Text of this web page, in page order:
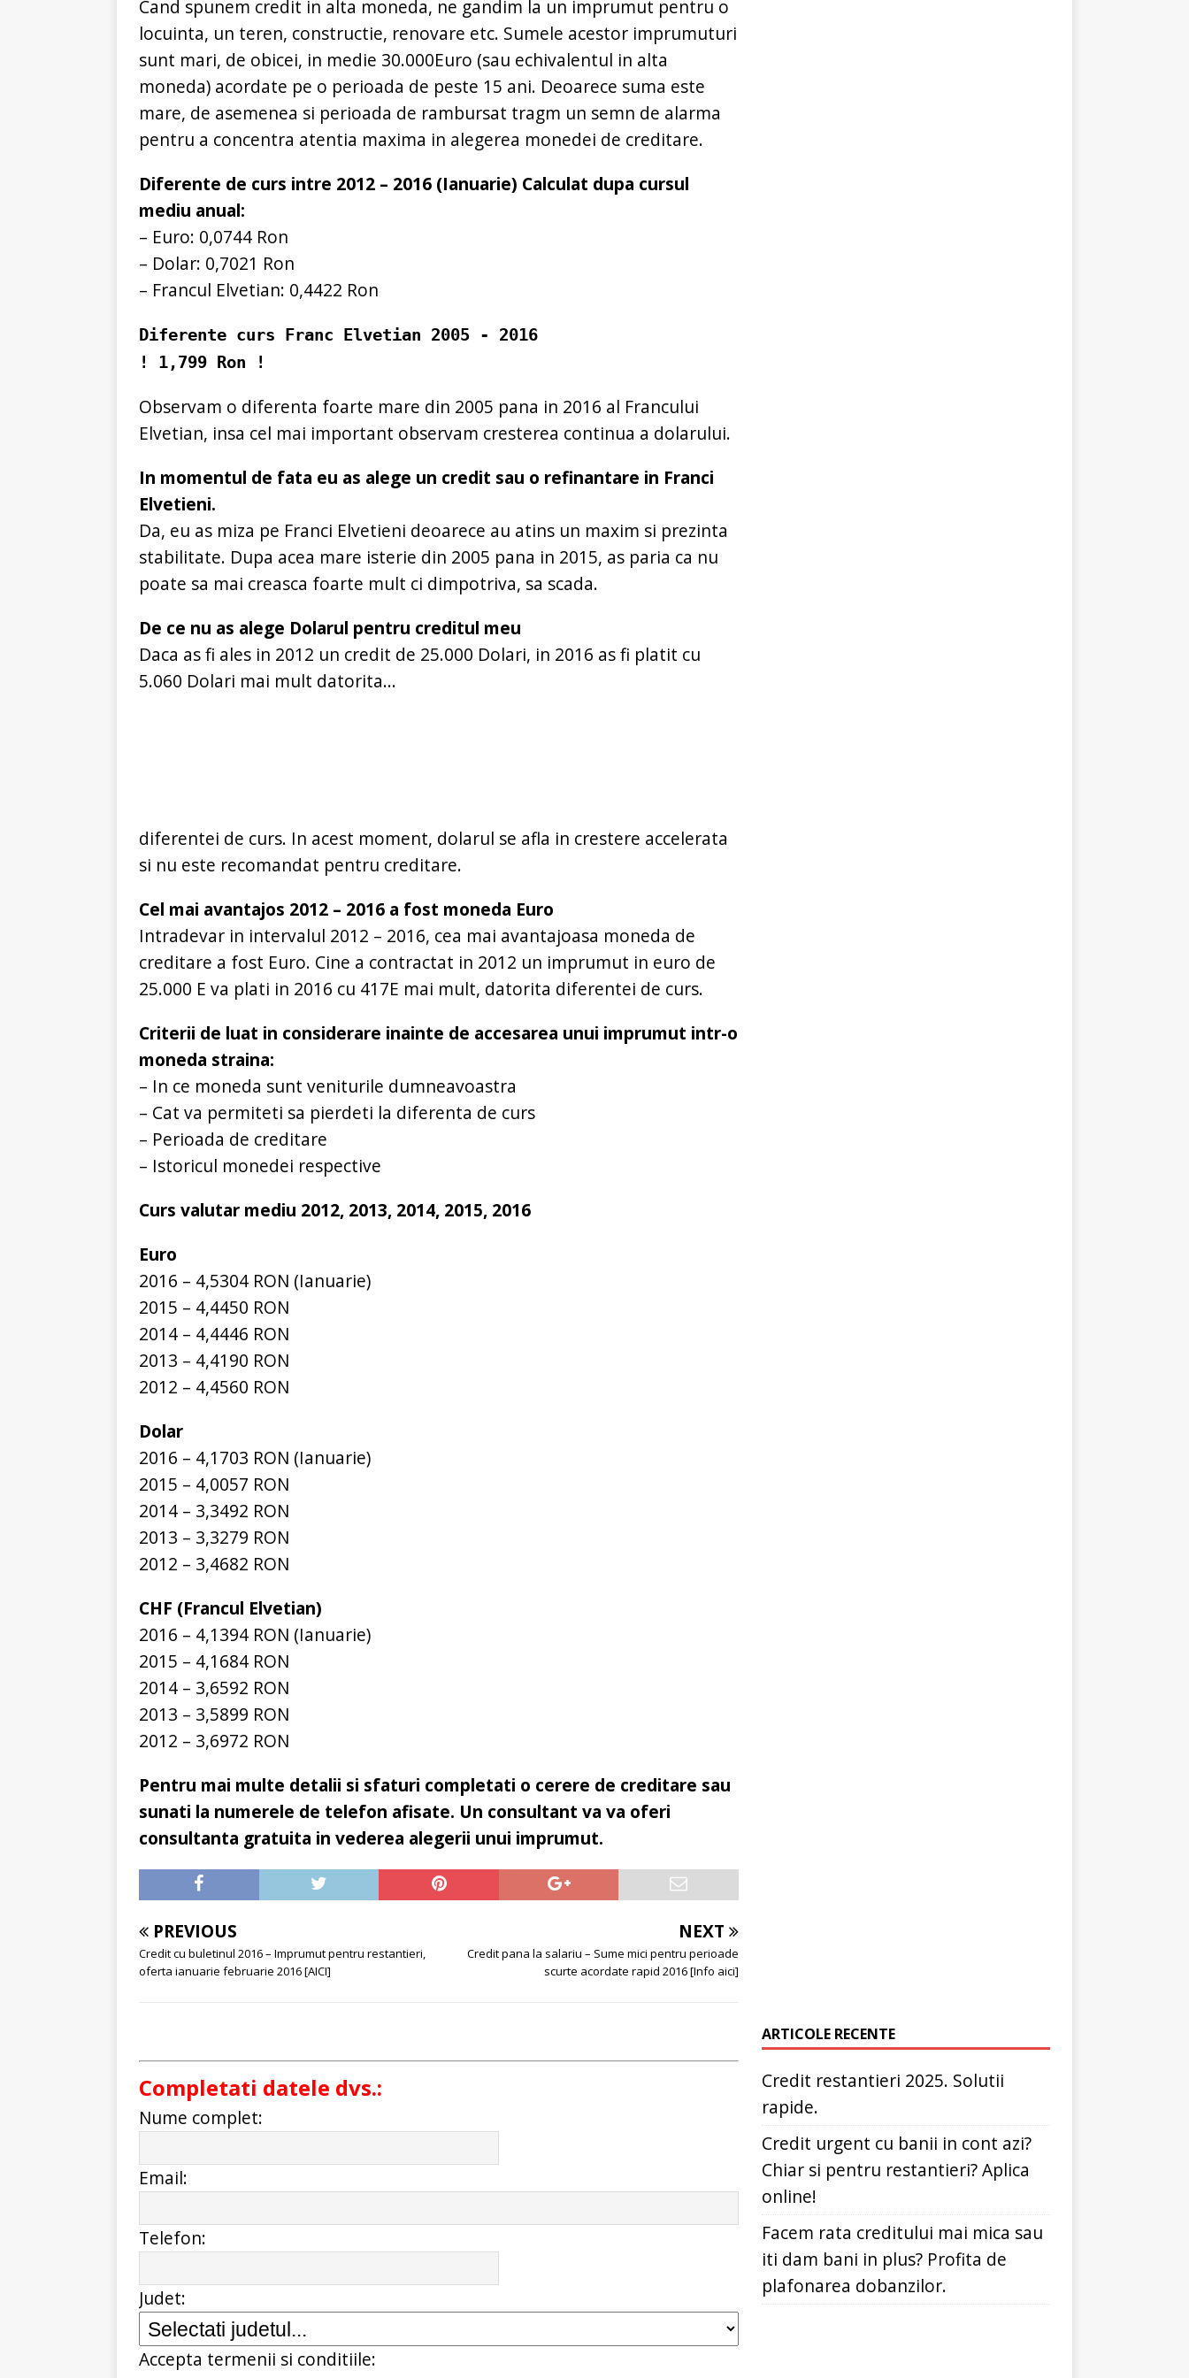
Cand spunem credit in alta moneda, ne gandim la un imprumut pentru o
locuinta, un teren, constructie, renovare etc. Sumele acestor imprumuturi
sunt mari, de obicei, in medie 30.000Euro (sau echivalentul in alta
moneda) acordate pe o perioada de peste 15 ani. Deoarece suma este
mare, de asemenea si perioada de rambursat tragm un semn de alarma
pentru a concentra atentia maxima in alegerea monedei de creditare.
Diferente de curs intre 2012 – 2016 (Ianuarie) Calculat dupa cursul
mediu anual:
– Euro: 0,0744 Ron
– Dolar: 0,7021 Ron
– Francul Elvetian: 0,4422 Ron
Diferente curs Franc Elvetian 2005 - 2016
! 1,799 Ron !
Observam o diferenta foarte mare din 2005 pana in 2016 al Francului
Elvetian, insa cel mai important observam cresterea continua a dolarului.
In momentul de fata eu as alege un credit sau o refinantare in Franci
Elvetieni.
Da, eu as miza pe Franci Elvetieni deoarece au atins un maxim si prezinta
stabilitate. Dupa acea mare isterie din 2005 pana in 2015, as paria ca nu
poate sa mai creasca foarte mult ci dimpotriva, sa scada.
De ce nu as alege Dolarul pentru creditul meu
Daca as fi ales in 2012 un credit de 25.000 Dolari, in 2016 as fi platit cu
5.060 Dolari mai mult datorita...
diferentei de curs. In acest moment, dolarul se afla in crestere accelerata
si nu este recomandat pentru creditare.
Cel mai avantajos 2012 – 2016 a fost moneda Euro
Intradevar in intervalul 2012 – 2016, cea mai avantajoasa moneda de
creditare a fost Euro. Cine a contractat in 2012 un imprumut in euro de
25.000 E va plati in 2016 cu 417E mai mult, datorita diferentei de curs.
Criterii de luat in considerare inainte de accesarea unui imprumut intr-o
moneda straina:
– In ce moneda sunt veniturile dumneavoastra
– Cat va permiteti sa pierdeti la diferenta de curs
– Perioada de creditare
– Istoricul monedei respective
Curs valutar mediu 2012, 2013, 2014, 2015, 2016
Euro
2016 – 4,5304 RON (Ianuarie)
2015 – 4,4450 RON
2014 – 4,4446 RON
2013 – 4,4190 RON
2012 – 4,4560 RON
Dolar
2016 – 4,1703 RON (Ianuarie)
2015 – 4,0057 RON
2014 – 3,3492 RON
2013 – 3,3279 RON
2012 – 3,4682 RON
CHF (Francul Elvetian)
2016 – 4,1394 RON (Ianuarie)
2015 – 4,1684 RON
2014 – 3,6592 RON
2013 – 3,5899 RON
2012 – 3,6972 RON
Pentru mai multe detalii si sfaturi completati o cerere de creditare sau
sunati la numerele de telefon afisate. Un consultant va va oferi
consultanta gratuita in vederea alegerii unui imprumut.
PREVIOUS
Credit cu buletinul 2016 – Imprumut pentru restantieri,
oferta ianuarie februarie 2016 [AICI]
NEXT
Credit pana la salariu – Sume mici pentru perioade
scurte acordate rapid 2016 [Info aici]
Completati datele dvs.:
Nume complet:
Email:
Telefon:
Judet:
Accepta termenii si conditiile:
ARTICOLE RECENTE
Credit restantieri 2025. Solutii
rapide.
Credit urgent cu banii in cont azi?
Chiar si pentru restantieri? Aplica
online!
Facem rata creditului mai mica sau
iti dam bani in plus? Profita de
plafonarea dobanzilor.